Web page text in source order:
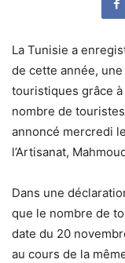
La Tunisie a
de cette année,
touristiques grâce à
nombre de
annoncé mercredi
l’Artisanat,
Dans une
que le nombre de
date du 20
au cours de la